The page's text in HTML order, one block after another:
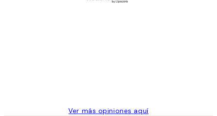
Ver más opiniones aquí